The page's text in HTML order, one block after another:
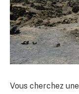
Vous cherchez une